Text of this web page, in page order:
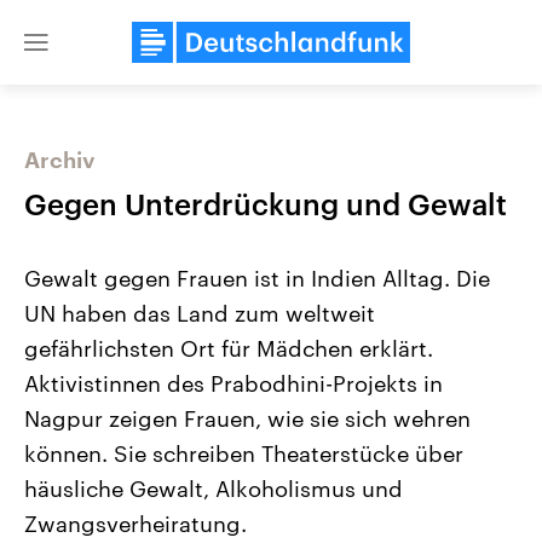
Close
Landtagswahl Sachsen-Anhalt
2026
Alle Informationen
Sachsen-Anhalt wählt am 6.
September 2026 einen neuen
Landtag. Seit 2021 wird das
Bundesland von einer Koalition aus
USA
Aktuelle Beiträge,
Hintergründe
Wirtschaftlich und
gehören die Vereinigten
Archiv
Gegen Unterdrückung und Gewalt
Gewalt gegen Frauen ist in Indien Alltag. Die
UN haben das Land zum weltweit
gefährlichsten Ort für Mädchen erklärt.
Aktivistinnen des Prabodhini-Projekts in
Nagpur zeigen Frauen, wie sie sich wehren
können. Sie schreiben Theaterstücke über
häusliche Gewalt, Alkoholismus und
Zwangsverheiratung.